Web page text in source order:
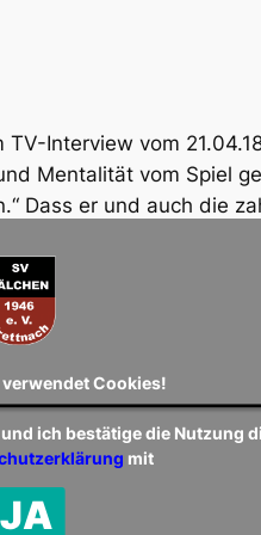
verwendet Cookies!
ich bestätige die Nutzung
mit
JA
Interview vom
Mentalität vom Spiel
Dass er und auch die
Leistung der
heute nur
zu gewinnen – aber
bestimmte in der
den Ball im Kurzpassspiel
Kevin Schuh, der den
sein Eckball nur knapp
von Kevin Schuh ab,
Torwart heute der